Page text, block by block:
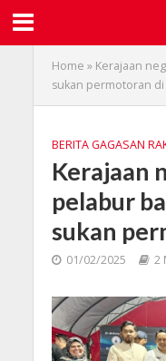
Home » Kerajaan
sukan permotoran di
BERITA GAGASAN
Kerajaan
pelabur
sukan
01/02/2025 2